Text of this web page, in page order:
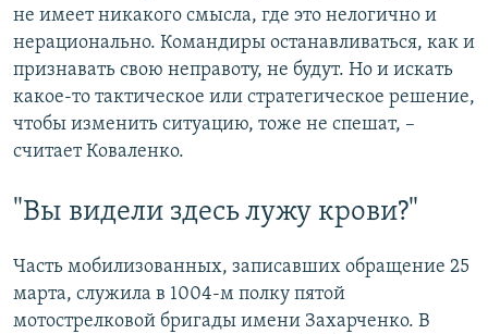
не имеет никакого смысла, где это нелогично и
нерационально. Командиры останавливаться, как и
признавать свою неправоту, не будут. Но и искать
какое-то тактическое или стратегическое решение,
чтобы изменить ситуацию, тоже не спешат, –
считает Коваленко.
"Вы видели здесь лужу крови?"
Часть мобилизованных, записавших обращение 25
марта, служила в 1004-м полку пятой
мотострелковой бригады имени Захарченко. В